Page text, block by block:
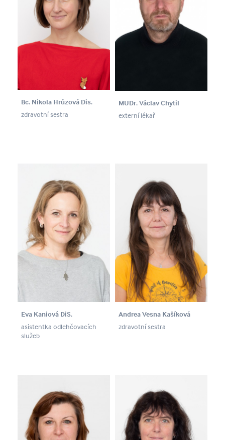
Bc. Nikola Hrůzová Dis.
zdravotní sestra
MUDr. Václav Chytil
externí lékař
Eva Kaniová DiS.
asistentka odlehčovacích
služeb
Andrea Vesna Kašíková
zdravotní sestra